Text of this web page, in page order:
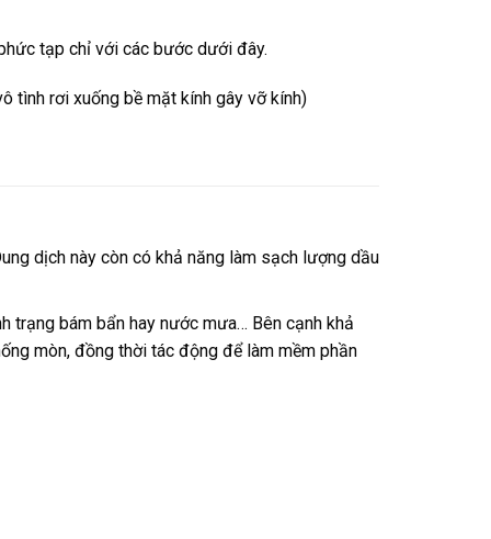
tạp chỉ với các bước dưới đây.
tình rơi xuống bề mặt kính gây vỡ kính)
dịch này còn có khả năng làm sạch lượng dầu
trạng bám bẩn hay nước mưa… Bên cạnh khả
mòn, đồng thời tác động để làm mềm phần